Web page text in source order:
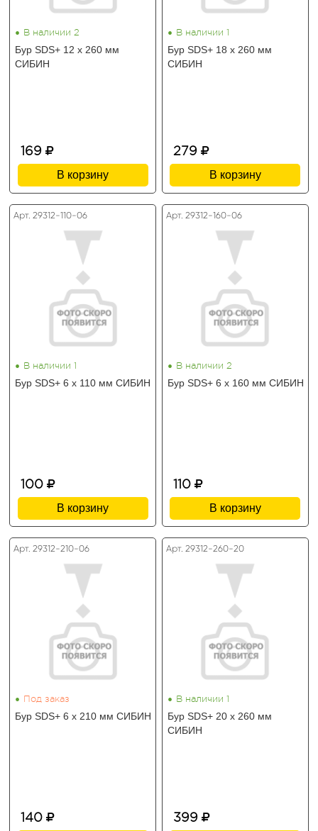
• В наличии 2
Бур SDS+ 12 х 260 мм
СИБИН
169
В корзину
• В наличии 1
Бур SDS+ 18 х 260 мм
СИБИН
279
В корзину
Арт. 29312-110-06
• В наличии 1
Бур SDS+ 6 х 110 мм СИБИН
100
В корзину
Арт. 29312-160-06
• В наличии 2
Бур SDS+ 6 х 160 мм СИБИН
110
В корзину
Арт. 29312-210-06
• Под заказ
Бур SDS+ 6 х 210 мм СИБИН
140
Арт. 29312-260-20
• В наличии 1
Бур SDS+ 20 х 260 мм
СИБИН
399